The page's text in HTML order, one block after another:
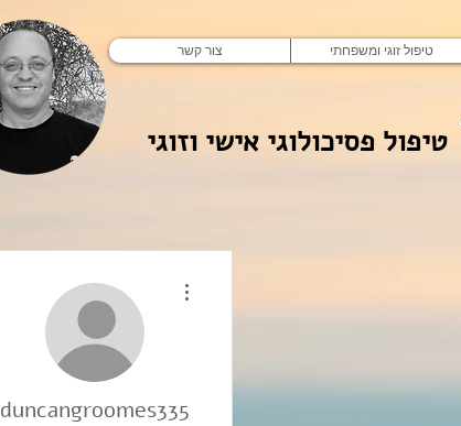
צור קשר טיפול זוגי ומשפחתי
טיפול פסיכולוגי אישי וזוגי
duncangroomes335